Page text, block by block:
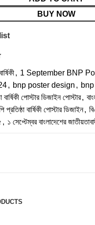
BUY NOW
, 1 September BNP
, bnp poster design ,
বার্ষিকী পোস্টার ডিজাইন পোস্টার,
প্রতিষ্ঠা বার্ষিকী পোস্টার ডিজাইন,
, ১ সেপ্টেম্বর বাংলাদেশের